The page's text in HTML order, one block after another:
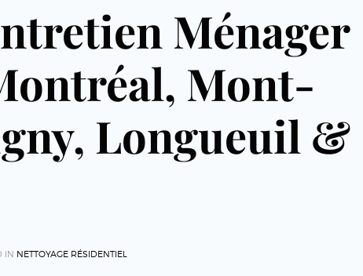
Ménager
Mont-
Longueuil &
IN NETTOYAGE RÉSIDENTIEL